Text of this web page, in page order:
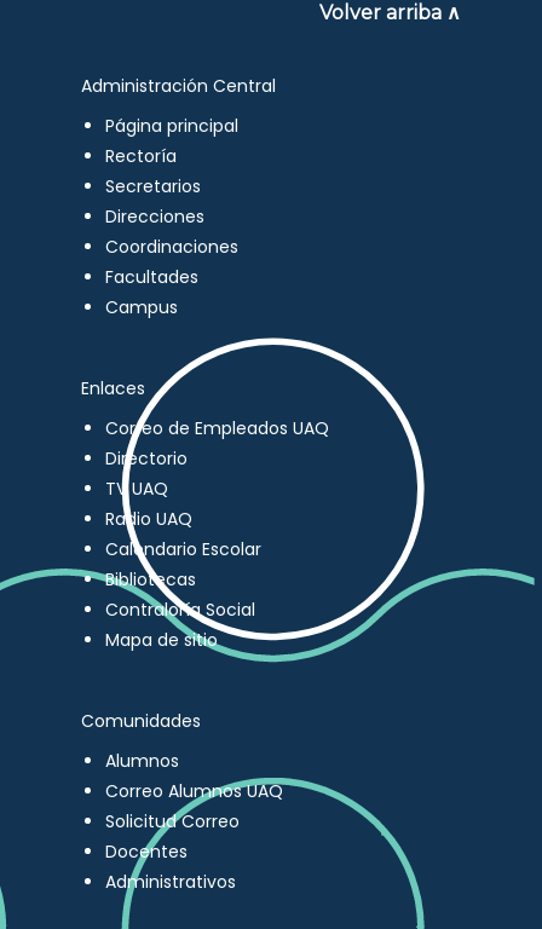
Volver arriba ∧
Administración Central
Página principal
Rectoría
Secretarios
Direcciones
Coordinaciones
Facultades
Campus
Enlaces
Correo de Empleados UAQ
Directorio
TV UAQ
Radio UAQ
Calendario Escolar
Bibliotecas
Contraloría Social
Mapa de sitio
Comunidades
Alumnos
Correo Alumnos UAQ
Solicitud Correo
Docentes
Administrativos